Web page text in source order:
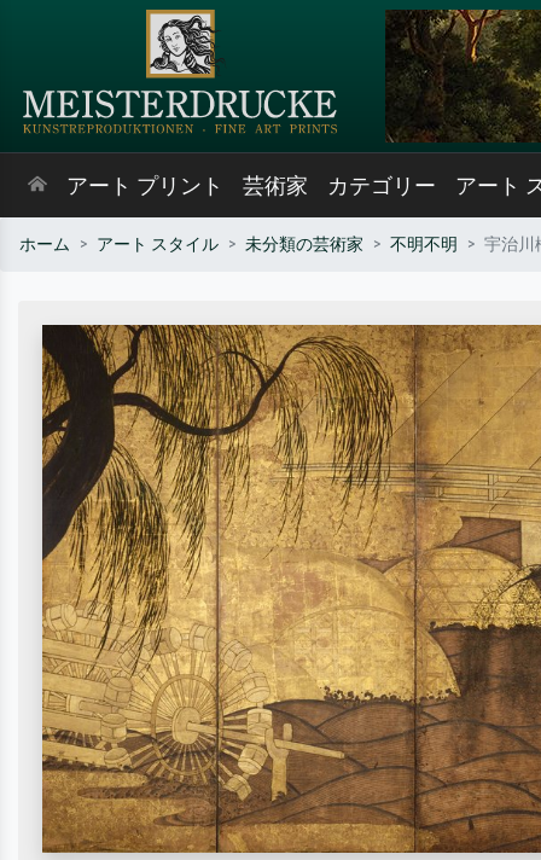
アート プリント 芸術家 カテゴリー アート
ホーム アート スタイル 未分類の芸術家 不明不明 宇治川